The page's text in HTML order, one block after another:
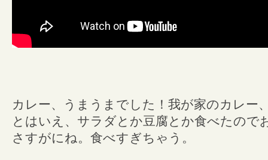
カレー、うまうまでした！我が家のカレー
とはいえ、サラダとか豆腐とか食べたので
さすがにね。食べすぎちゃう。